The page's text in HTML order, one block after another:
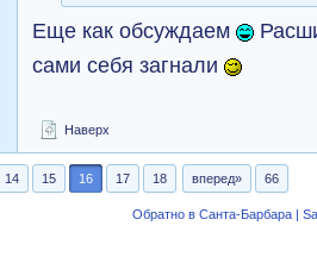
Еще как обсуждаем
сами себя загнали
Наверх
14 15 16 17 18 вперед» 66
Обратно в Санта-Барбара |